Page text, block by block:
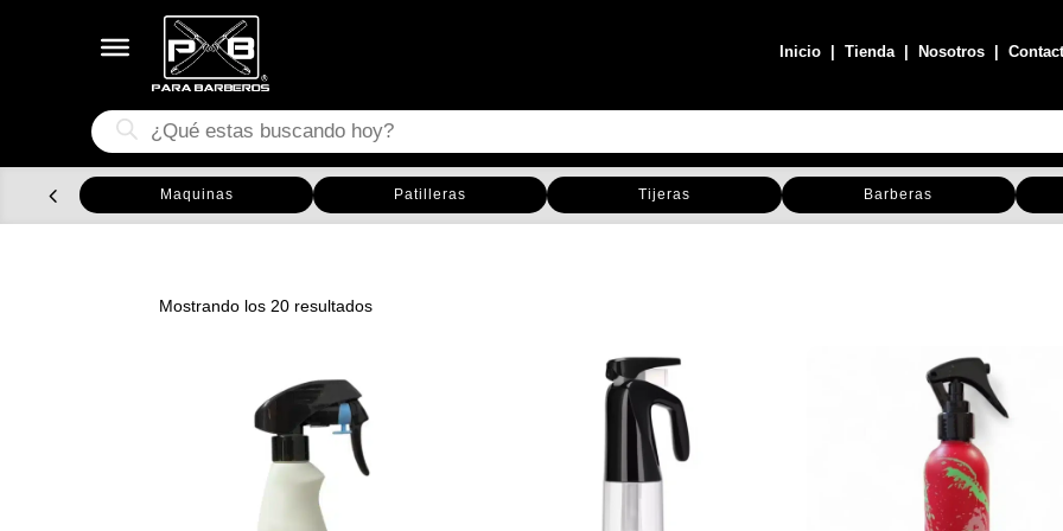
Inicio |Tienda| Nosotros |
Búsqueda
de
productos
Maquinas Patilleras Tijeras Barberas
Mostrando los 20 resultadosOrdenado